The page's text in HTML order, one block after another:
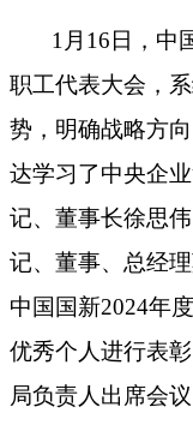
1月16日，中国
职工代表大会，
势，明确战略方
达学习了中央企
记、董事长徐思
记、董事、总经
中国国新2024年
优秀个人进行表
局负责人出席会